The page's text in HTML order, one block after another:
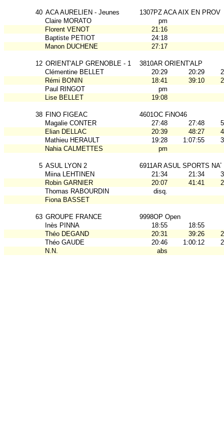
40 ACA AURELIEN - Jeunes
1307PZ ACA AIX EN PROV
Claire MORATO
pm
Florent VENOT
21:16
Baptiste PETIOT
24:18
Manon DUCHENE
27:17
12 ORIENT'ALP GRENOBLE - 1
3810AR ORIENT'ALP
Clémentine BELLET
20:29 20:29
Rémi BONIN
18:41 39:10
Paul RINGOT
pm
Lise BELLET
19:08
38 FINO FIGEAC
4601OC FiNO46
Magalie CONTER
27:48 27:48
Elian DELLAC
20:39 48:27
Mathieu HERAULT
19:28 1:07:55
Nahia CALMETTES
pm
5 ASUL LYON 2
6911AR ASUL SPORTS NAT
Miina LEHTINEN
21:34 21:34
Robin GARNIER
20:07 41:41
Thomas RABOURDIN
disq.
Fiona BASSET
63 GROUPE FRANCE
9998OP Open
Inès PINNA
18:55
18:55
Théo DEGAND
20:31 39:26
Théo GAUDE
20:46 1:00:12
N.N.
abs